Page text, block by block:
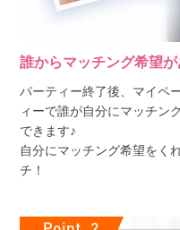
誰からマッチング希望
パーティー終了後、マイペ
ィーで誰が自分にマッチン
できます♪
自分にマッチング希望をく
チ！